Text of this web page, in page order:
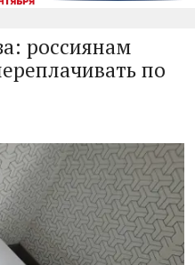
россиянам
по